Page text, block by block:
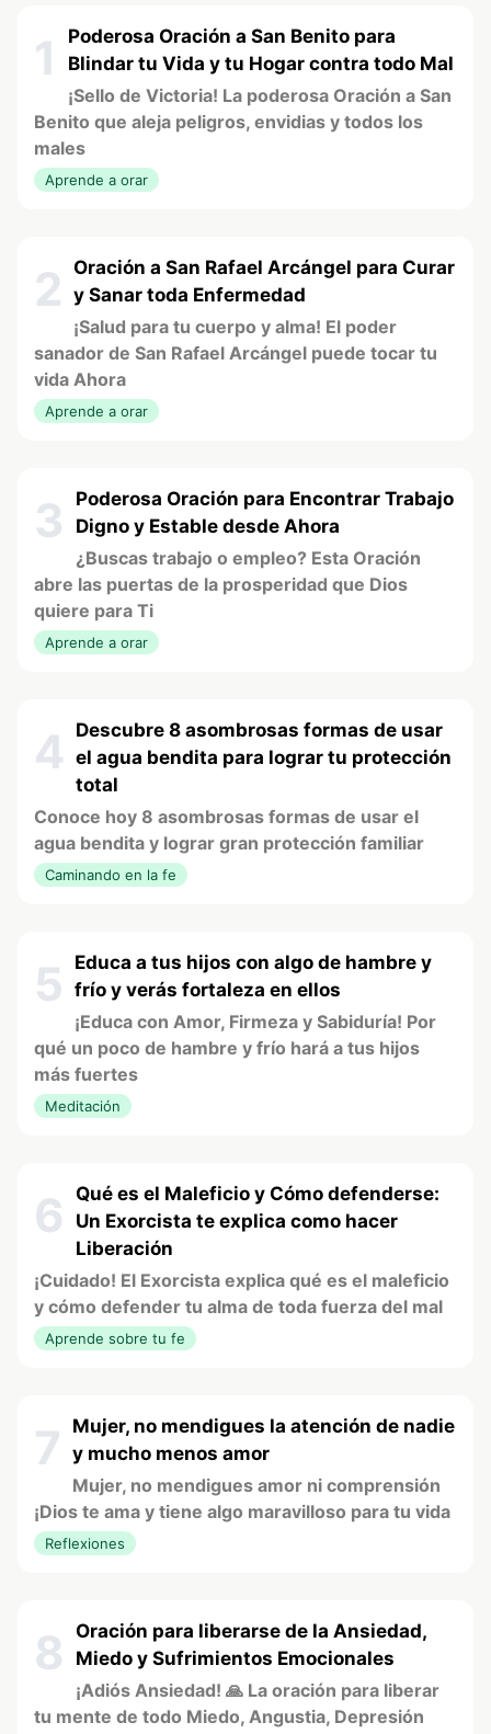
1
Poderosa Oración a San Benito para
Blindar tu Vida y tu Hogar contra todo Mal
¡Sello de Victoria! La poderosa Oración a San
Benito que aleja peligros, envidias y todos los
males
Aprende a orar
2 Oración a San Rafael Arcángel para Curar
y Sanar toda Enfermedad
¡Salud para tu cuerpo y alma! El poder
sanador de San Rafael Arcángel puede tocar tu
vida Ahora
Aprende a orar
3
Poderosa Oración para Encontrar Trabajo
Digno y Estable desde Ahora
¿Buscas trabajo o empleo? Esta Oración
abre las puertas de la prosperidad que Dios
quiere para Ti
Aprende a orar
4
Descubre 8 asombrosas formas de usar
el agua bendita para lograr tu protección
total
Conoce hoy 8 asombrosas formas de usar el
agua bendita y lograr gran protección familiar
Caminando en la fe
5
Educa a tus hijos con algo de hambre y
frío y verás fortaleza en ellos
¡Educa con Amor, Firmeza y Sabiduría! Por
qué un poco de hambre y frío hará a tus hijos
más fuertes
Meditación
6
Qué es el Maleficio y Cómo defenderse:
Un Exorcista te explica como hacer
Liberación
¡Cuidado! El Exorcista explica qué es el maleficio
y cómo defender tu alma de toda fuerza del mal
Aprende sobre tu fe
7
Mujer, no mendigues la atención de nadie
y mucho menos amor
Mujer, no mendigues amor ni comprensión
¡Dios te ama y tiene algo maravilloso para tu vida
Reflexiones
8
Oración para liberarse de la Ansiedad,
Miedo y Sufrimientos Emocionales
¡Adiós Ansiedad! 🙏 La oración para liberar
tu mente de todo Miedo, Angustia, Depresión